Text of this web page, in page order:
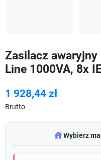
Zasilacz awaryjny
Line 1000VA, 8x
1 928,44 zł
Brutto
warehouseWybierz